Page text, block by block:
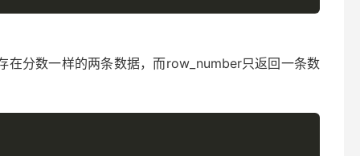
在分数一样的两条数据，而row_number只返回一条数